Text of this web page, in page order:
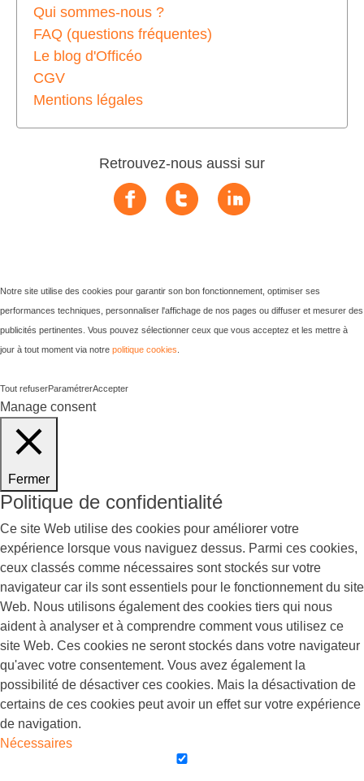
Qui sommes-nous ?
FAQ (questions fréquentes)
Le blog d'Officéo
CGV
Mentions légales
Retrouvez-nous aussi sur
Notre site utilise des cookies pour garantir son bon fonctionnement, optimiser ses
performances techniques, personnaliser l'affichage de nos pages ou diffuser et mesurer des
publicités pertinentes. Vous pouvez sélectionner ceux que vous acceptez et les mettre à
jour à tout moment via notre politique cookies
Tout refuserParamétrerAccepter
Manage consent
Fermer
Politique de confidentialité
Ce site Web utilise des cookies pour améliorer votre
expérience lorsque vous naviguez dessus. Parmi ces cookies,
ceux classés comme nécessaires sont stockés sur votre
navigateur car ils sont essentiels pour le fonctionnement du site
Web. Nous utilisons également des cookies tiers qui nous
aident à analyser et à comprendre comment vous utilisez ce
site Web. Ces cookies ne seront stockés dans votre navigateur
qu'avec votre consentement. Vous avez également la
possibilité de désactiver ces cookies. Mais la désactivation de
certains de ces cookies peut avoir un effet sur votre expérience
de navigation.
Nécessaires